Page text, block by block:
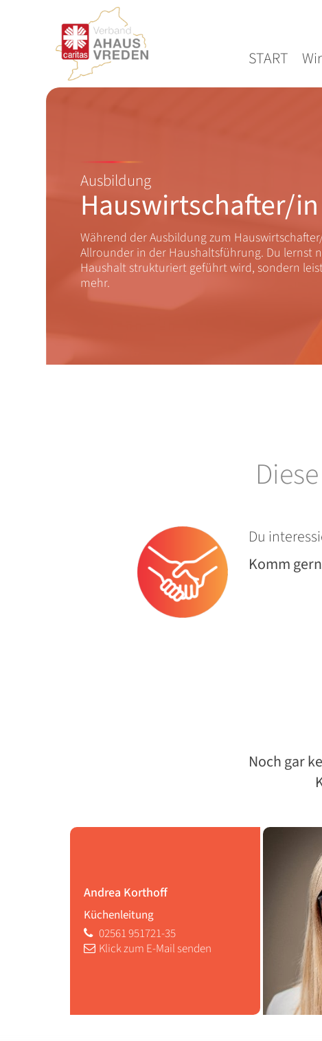
START
Ausbildung
Hauswirtschafter/in
Während der Ausbildung zum
Allrounder in der Haushaltsführung. Du lernst
Haushalt strukturiert geführt wird, sondern
mehr.
Du
Komm
Noch gar
Andrea Korthoff
Küchenleitung
02561 951721-35
Klick zum E-Mail senden